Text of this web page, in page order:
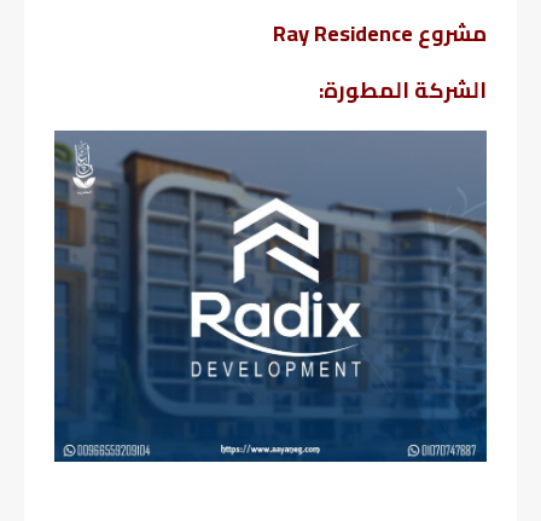
مشروع Ray Residence
الشركة المطورة: